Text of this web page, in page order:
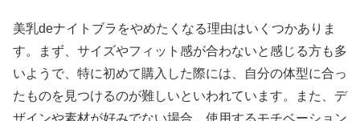
美乳deナイトブラをやめたくなる理由はいくつかありま
す。まず、サイズやフィット感が合わないと感じる方も多
いようで、特に初めて購入した際には、自分の体型に合っ
たものを見つけるのが難しいといわれています。また、デ
ザインや素材が好みでない場合、使用するモチベーション